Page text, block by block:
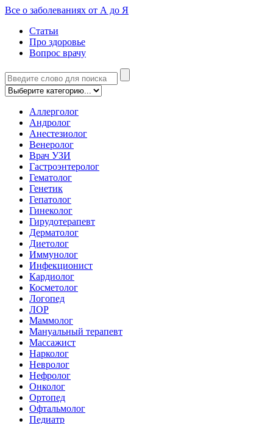
Все о заболеваниях от А до Я
Статьи
Про здоровье
Вопрос врачу
Аллерголог
Андролог
Анестезиолог
Венеролог
Врач УЗИ
Гастроэнтеролог
Гематолог
Генетик
Гепатолог
Гинеколог
Гирудотерапевт
Дерматолог
Диетолог
Иммунолог
Инфекционист
Кардиолог
Косметолог
Логопед
ЛОР
Маммолог
Мануальный терапевт
Массажист
Нарколог
Невролог
Нефролог
Онколог
Ортопед
Офтальмолог
Педиатр